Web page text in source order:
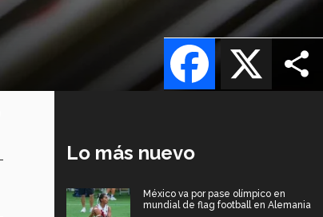
X
Facebook
Lo más nuevo
México va por pase olímpico en
mundial de flag football en Alemania